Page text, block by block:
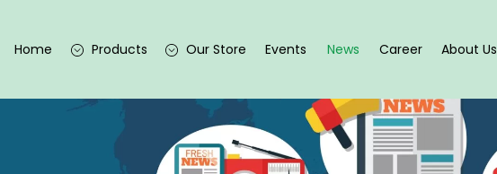
Home Products Our Store Events News Career About Us